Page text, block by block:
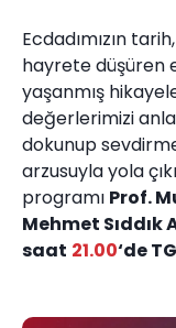
Ecdadımızın
hayrete düşüren
yaşanmış
değerlerimizi
dokunup
arzusuyla yola
programı Prof.
Mehmet Sıddık
saat 21.00‘de